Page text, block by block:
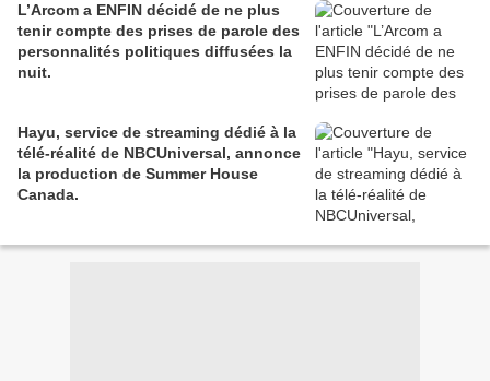
L’Arcom a ENFIN décidé de ne plus
tenir compte des prises de parole des
personnalités politiques diffusées la
nuit.
Hayu, service de streaming dédié à la
télé-réalité de NBCUniversal, annonce
la production de Summer House
Canada.